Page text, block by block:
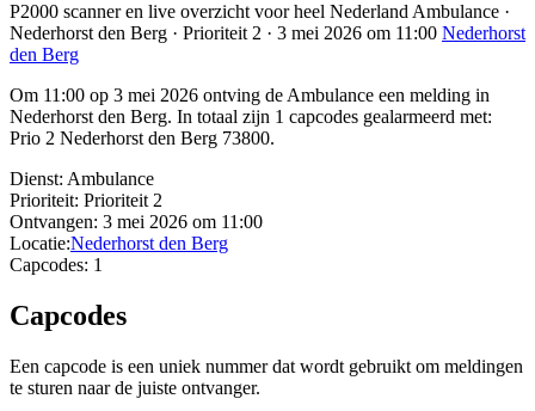
P2000 scanner en live overzicht voor heel Nederland Ambulance ·
Nederhorst den Berg · Prioriteit 2 · 3 mei 2026 om 11:00 Nederhorst
den Berg
Om 11:00 op 3 mei 2026 ontving de Ambulance een melding in
Nederhorst den Berg. In totaal zijn 1 capcodes gealarmeerd met:
Prio 2 Nederhorst den Berg 73800.
Dienst: Ambulance
Prioriteit: Prioriteit 2
Ontvangen: 3 mei 2026 om 11:00
Locatie:Nederhorst den Berg
Capcodes: 1
Capcodes
Een capcode is een uniek nummer dat wordt gebruikt om meldingen
te sturen naar de juiste ontvanger.